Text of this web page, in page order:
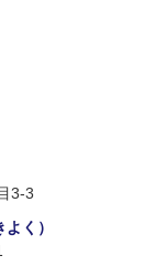
3-3
く）